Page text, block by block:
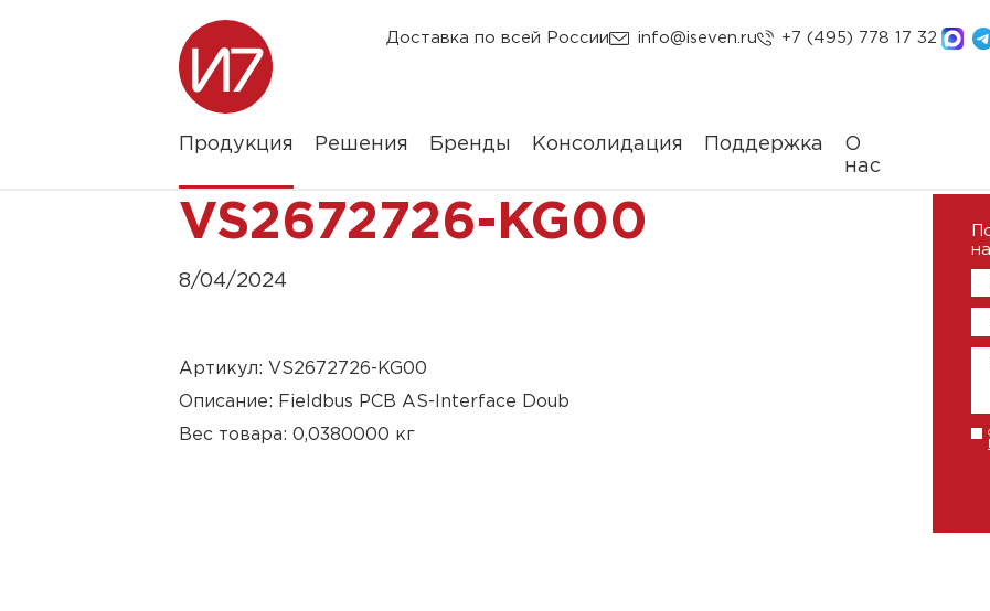
Доставка по всей России info@iseven.ru +7 (495) 778 17 32
Продукция Решения Бренды Консолидация Поддержка
О
нас
VS2672726-KG00
8/04/2024
Артикул: VS2672726-KG00
Описание: Fieldbus PCB AS-Interface Doub
Вес товара: 0,0380000 кг